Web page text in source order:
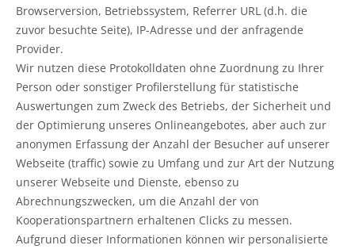
Browserversion, Betriebssystem, Referrer URL (d.h. die
zuvor besuchte Seite), IP-Adresse und der anfragende
Provider.
Wir nutzen diese Protokolldaten ohne Zuordnung zu Ihrer
Person oder sonstiger Profilerstellung für statistische
Auswertungen zum Zweck des Betriebs, der Sicherheit und
der Optimierung unseres Onlineangebotes, aber auch zur
anonymen Erfassung der Anzahl der Besucher auf unserer
Webseite (traffic) sowie zu Umfang und zur Art der Nutzung
unserer Webseite und Dienste, ebenso zu
Abrechnungszwecken, um die Anzahl der von
Kooperationspartnern erhaltenen Clicks zu messen.
Aufgrund dieser Informationen können wir personalisierte